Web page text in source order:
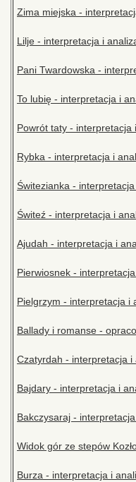
Zima miejska -
Lilje - interpretacja i
Pani Twardowska -
To lubię - interpretacja i
Powrót taty - interpretacja
Rybka - interpretacja i
Świtezianka -
Świteź - interpretacja i
Ajudah - interpretacja i
Pierwiosnek -
Pielgrzym - interpretacja i
Ballady i romanse -
Czatyrdah - interpretacja i
Bajdary - interpretacja i
Bakczysaraj -
Widok gór ze stepów
Burza - interpretacja i